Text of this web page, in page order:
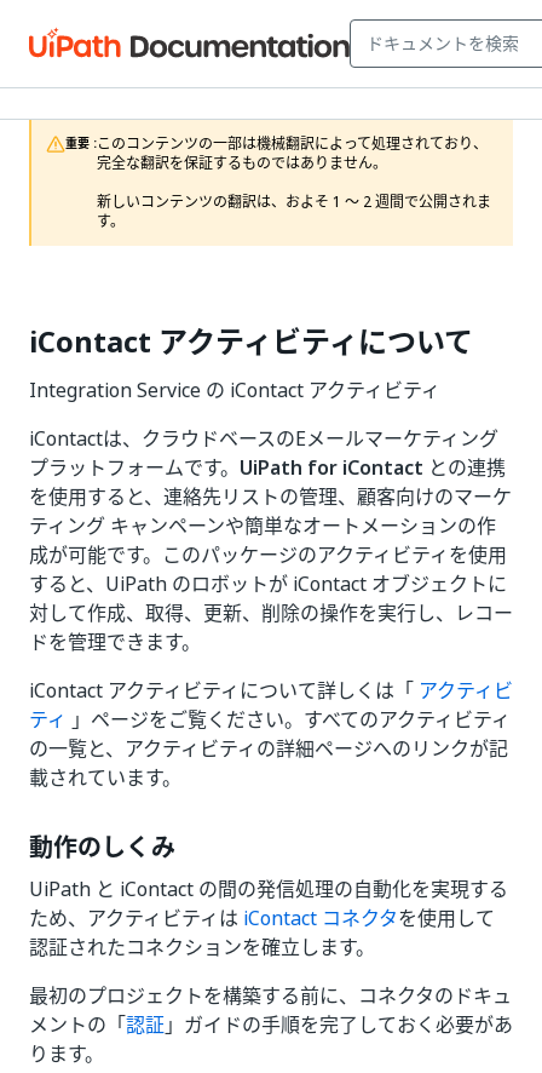
重要 :このコンテンツの一部は機械翻訳によって処理されており、
完全な翻訳を保証するものではありません。
新しいコンテンツの翻訳は、およそ 1 ～ 2 週間で公開されま
す。
iContact アクティビティについて
Integration Service の iContact アクティビティ
iContactは、クラウドベースのEメールマーケティング
プラットフォームです。 UiPath for iContact との連携
を使用すると、連絡先リストの管理、顧客向けのマーケ
ティング キャンペーンや簡単なオートメーションの作
成が可能です。このパッケージのアクティビティを使用
すると、UiPath のロボットが iContact オブジェクトに
対して作成、取得、更新、削除の操作を実行し、レコー
ドを管理できます。
iContact アクティビティについて詳しくは「 アクティビ
ティ 」ページをご覧ください。すべてのアクティビティ
の一覧と、アクティビティの詳細ページへのリンクが記
載されています。
動作のしくみ
UiPath と iContact の間の発信処理の自動化を実現する
ため、アクティビティは iContact コネクタを使用して
認証されたコネクションを確立します。
最初のプロジェクトを構築する前に、コネクタのドキュ
メントの「認証」ガイドの手順を完了しておく必要があ
ります。